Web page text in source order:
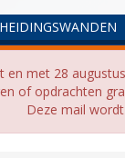
en met 28
of opdrachten
Deze mail